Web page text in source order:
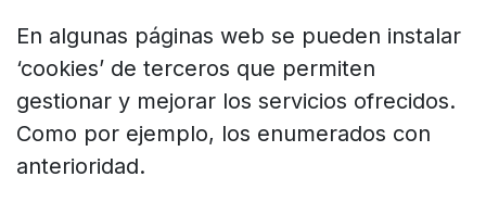
En algunas páginas web se pueden instalar
‘cookies’ de terceros que permiten
gestionar y mejorar los servicios ofrecidos.
Como por ejemplo, los enumerados con
anterioridad.